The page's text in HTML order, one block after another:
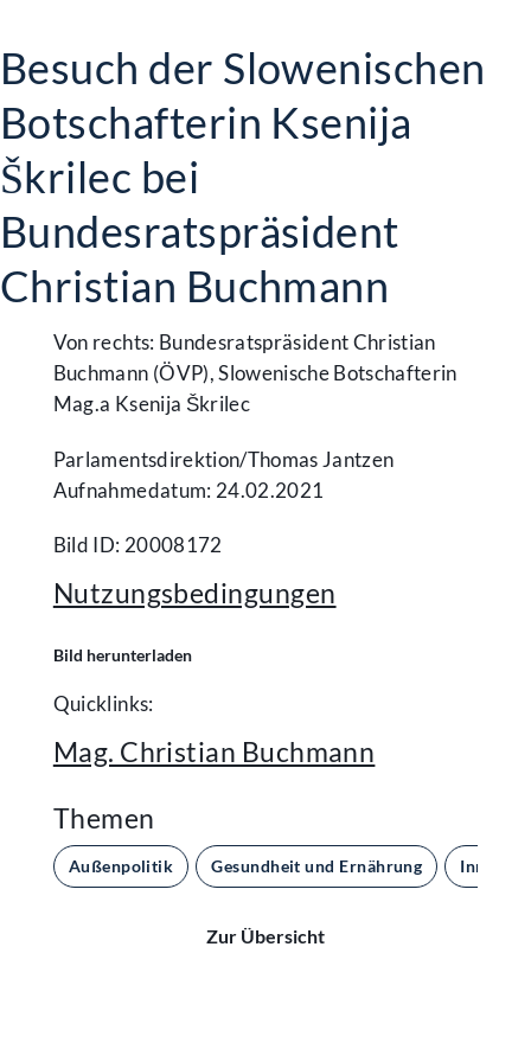
Besuch der Slowenischen
Botschafterin Ksenija
Škrilec bei
Bundesratspräsident
Christian Buchmann
Von rechts: Bundesratspräsident Christian
Buchmann (ÖVP), Slowenische Botschafterin
Mag.a Ksenija Škrilec
Parlamentsdirektion/​Thomas Jantzen
Aufnahmedatum: 24.02.2021
Bild ID: 20008172
Nutzungsbedingungen
Bild herunterladen
Quicklinks:
Mag. Christian Buchmann
Themen
Außenpolitik Gesundheit und Ernährung Inneres
Zur Übersicht